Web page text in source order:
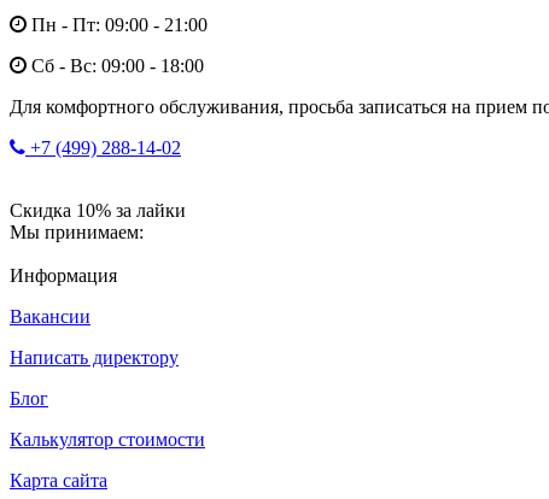
Пн - Пт: 09:00 - 21:00
Сб - Вс: 09:00 - 18:00
Для комфортного обслуживания, просьба записаться на прием
+7 (499) 288-14-02
Скидка 10% за лайки
Мы принимаем:
Информация
Вакансии
Написать директору
Блог
Калькулятор стоимости
Карта сайта